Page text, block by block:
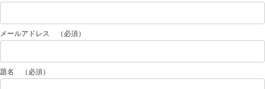
メールアドレス （必須）
題名 （必須）